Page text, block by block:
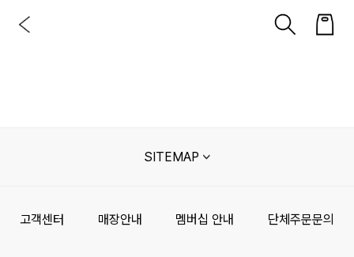
SITEMAP
고객센터 매장안내 멤버십 안내 단체주문문의